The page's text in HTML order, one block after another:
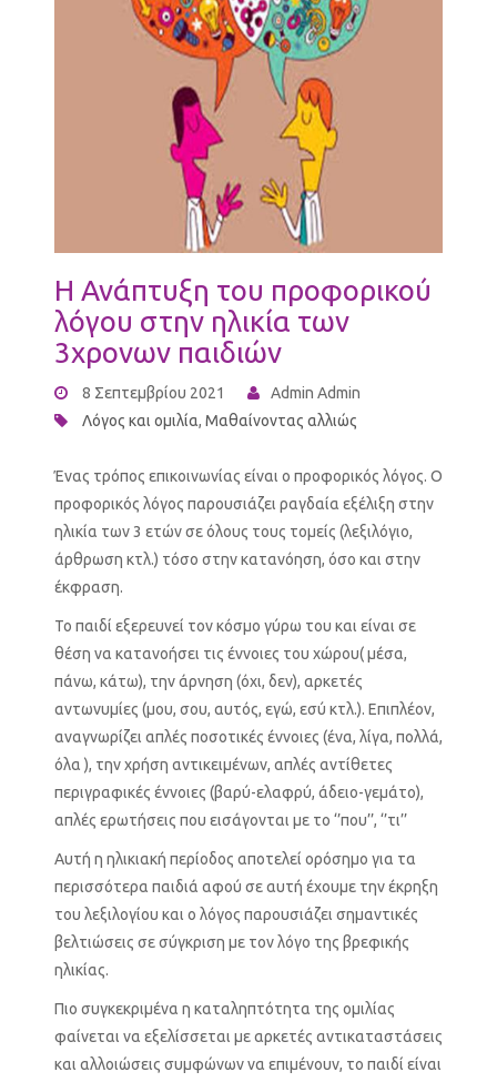
Η Ανάπτυξη του προφορικού
λόγου στην ηλικία των
3χρονων παιδιών
8 Σεπτεμβρίου 2021
Admin Admin
Λόγος και ομιλία, Μαθαίνοντας αλλιώς
Ένας τρόπος επικοινωνίας είναι ο προφορικός λόγος. Ο
προφορικός λόγος παρουσιάζει ραγδαία εξέλιξη στην
ηλικία των 3 ετών σε όλους τους τομείς (λεξιλόγιο,
άρθρωση κτλ.) τόσο στην κατανόηση, όσο και στην
έκφραση.
Το παιδί εξερευνεί τον κόσμο γύρω του και είναι σε
θέση να κατανοήσει τις έννοιες του χώρου( μέσα,
πάνω, κάτω), την άρνηση (όχι, δεν), αρκετές
αντωνυμίες (μου, σου, αυτός, εγώ, εσύ κτλ.). Επιπλέον,
αναγνωρίζει απλές ποσοτικές έννοιες (ένα, λίγα, πολλά,
όλα ), την χρήση αντικειμένων, απλές αντίθετες
περιγραφικές έννοιες (βαρύ-ελαφρύ, άδειο-γεμάτο),
απλές ερωτήσεις που εισάγονται με το ‘’που’’, ‘’τι’’
Αυτή η ηλικιακή περίοδος αποτελεί ορόσημο για τα
περισσότερα παιδιά αφού σε αυτή έχουμε την έκρηξη
του λεξιλογίου και ο λόγος παρουσιάζει σημαντικές
βελτιώσεις σε σύγκριση με τον λόγο της βρεφικής
ηλικίας.
Πιο συγκεκριμένα η καταληπτότητα της ομιλίας
φαίνεται να εξελίσσεται με αρκετές αντικαταστάσεις
και αλλοιώσεις συμφώνων να επιμένουν, το παιδί είναι